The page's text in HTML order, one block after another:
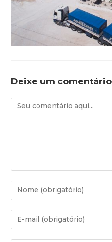
Deixe um comentário
Comentário
Digite
seu
nome
ou
Digite
seu
endereço